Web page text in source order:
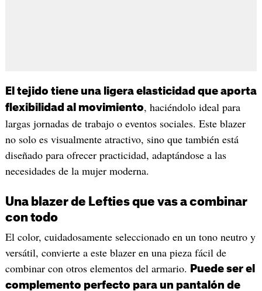
El tejido tiene una ligera elasticidad que aporta
flexibilidad al movimiento, haciéndolo ideal para
largas jornadas de trabajo o eventos sociales. Este blazer
no solo es visualmente atractivo, sino que también está
diseñado para ofrecer practicidad, adaptándose a las
necesidades de la mujer moderna.
Una blazer de Lefties que vas a combinar
con todo
El color, cuidadosamente seleccionado en un tono neutro y
versátil, convierte a este blazer en una pieza fácil de
combinar con otros elementos del armario.
Puede ser el
complemento perfecto para un pantalón de